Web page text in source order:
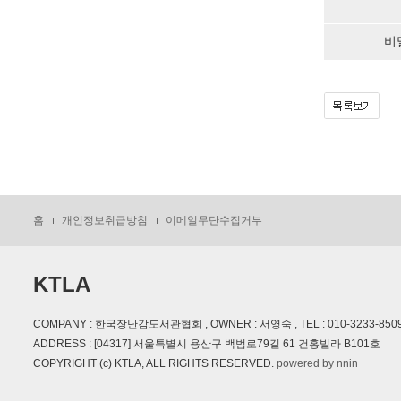
비
홈 개인정보취급방침 이메일무단수집거부
KTLA
COMPANY : 한국장난감도서관협회 , OWNER : 서영숙 , TEL : 010-3233-
ADDRESS : [04317] 서울특별시 용산구 백범로79길 61 건홍빌라 B101호
COPYRIGHT (c) KTLA, ALL RIGHTS RESERVED. powered by nnin